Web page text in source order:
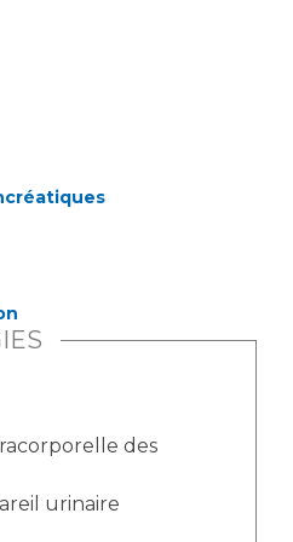
et Réadaptation
Formation
Laboratoire de Biologie
des
urinaire